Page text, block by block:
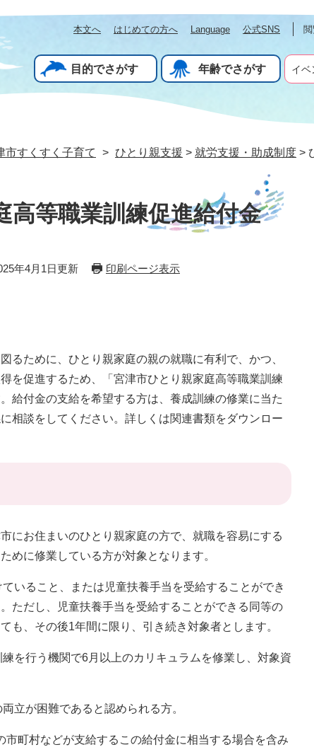
本文へ はじめての方へ Language 公式SNS
目的でさがす 年齢でさがす イベ
市すくすく子育て > ひとり親支援 > 就労支援・助成制度 >
高等職業訓練促進給付金
年4月1日更新 印刷ページ表示
るために、ひとり親家庭の親の就職に有利で、かつ、
を促進するため、「宮津市ひとり親家庭高等職業訓練
給付金の支給を希望する方は、養成訓練の修業に当た
相談をしてください。詳しくは関連書類をダウンロー
にお住まいのひとり親家庭の方で、就職を容易にする
めに修業している方が対象となります。
いること、または児童扶養手当を受給することができ
ただし、児童扶養手当を受給することができる同等の
も、その後1年間に限り、引き続き対象者とします。
を行う機関で6月以上のカリキュラムを修業し、対象資
立が困難であると認められる方。
市町村などが支給するこの給付金に相当する場合を含み